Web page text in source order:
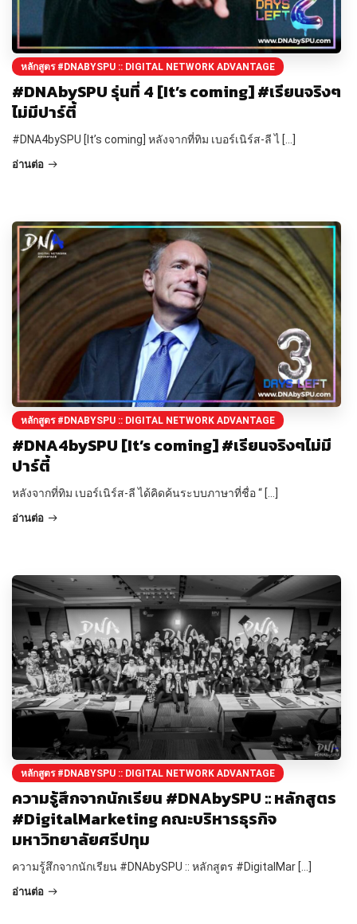
หลักสูตร #DNABYSPU :: DIGITAL NETWORK ADVANTAGE
#DNAbySPU รุ่นที่ 4 [It’s coming] #เรียนจริงๆ
ไม่มีปาร์ตี้
#DNA4bySPU [It’s coming] หลังจากที่ทิม เบอร์เนิร์ส-ลี ไ […]
อ่านต่อ
หลักสูตร #DNABYSPU :: DIGITAL NETWORK ADVANTAGE
#DNA4bySPU [It’s coming] #เรียนจริงๆไม่มี
ปาร์ตี้
หลังจากที่ทิม เบอร์เนิร์ส-ลี ได้คิดค้นระบบภาษาที่ชื่อ “ […]
อ่านต่อ
หลักสูตร #DNABYSPU :: DIGITAL NETWORK ADVANTAGE
ความรู้สึกจากนักเรียน #DNAbySPU :: หลักสูตร
#DigitalMarketing คณะบริหารธุรกิจ
มหาวิทยาลัยศรีปทุม
ความรู้สึกจากนักเรียน #DNAbySPU :: หลักสูตร #DigitalMar […]
อ่านต่อ